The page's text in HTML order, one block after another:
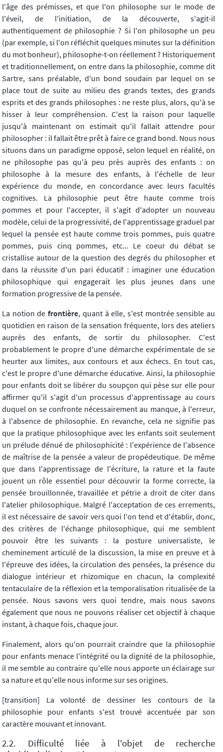
l'âge des prémisses, et que l'on philosophe sur le mode de
l'éveil, de l'initiation, de la découverte, s'agit-il
authentiquement de philosophie ? Si l'on philosophe un peu
(par exemple, si l'on réfléchit quelques minutes sur la définition
du mot bonheur), philosophe-t-on réellement ? Historiquement
et traditionnellement, on entre dans la philosophie, comme dit
Sartre, sans préalable, d'un bond soudain par lequel on se
place tout de suite au milieu des grands textes, des grands
esprits et des grands philosophes : ne reste plus, alors, qu'à se
hisser à leur compréhension. C'est la raison pour laquelle
jusqu'à maintenant on estimait qu'il fallait attendre pour
philosopher : il fallait être prêt à faire ce grand bond. Nous nous
situons dans un paradigme opposé, selon lequel en réalité, on
ne philosophe pas qu'à peu près auprès des enfants : on
philosophe à la mesure des enfants, à l'échelle de leur
expérience du monde, en concordance avec leurs facultés
cognitives. La philosophie peut être haute comme trois
pommes et pour l'accepter, il s'agit d'adopter un nouveau
modèle, celui de la progressivité, de l'apprentissage graduel par
lequel la pensée est haute comme trois pommes, puis quatre
pommes, puis cinq pommes, etc... Le coeur du débat se
cristallise autour de la question des degrés du philosopher et
dans la réussite d'un pari éducatif : imaginer une éducation
philosophique qui engagerait les plus jeunes dans une
formation progressive de la pensée.
La notion de frontière, quant à elle, s'est montrée sensible au
quotidien en raison de la sensation fréquente, lors des ateliers
auprès des enfants, de sortir du philosopher. C'est
probablement le propre d'une démarche expérimentale de se
heurter aux limites, aux contours et aux échecs. En tout cas,
c'est le propre d'une démarche éducative. Ainsi, la philosophie
pour enfants doit se libérer du soupçon qui pèse sur elle pour
affirmer qu'il s'agit d'un processus d'apprentissage au cours
duquel on se confronte nécessairement au manque, à l'erreur,
à l'absence de philosophie. En revanche, cela ne signifie pas
que la pratique philosophique avec les enfants soit seulement
un prélude dénué de philosophicité : l'expérience de l'absence
de maîtrise de la pensée a valeur de propédeutique. De même
que dans l'apprentissage de l'écriture, la rature et la faute
jouent un rôle essentiel pour découvrir la forme correcte, la
pensée brouillonnée, travaillée et pétrie a droit de citer dans
l'atelier philosophique. Malgré l'acceptation de ces errements,
il est nécessaire de savoir vers quoi l'on tend et d'établir, donc,
des critères de l'échange philosophique, qui me semblent
pouvoir être les suivants : la posture universaliste, le
cheminement articulé de la discussion, la mise en preuve et à
l'épreuve des idées, la circulation des pensées, la présence du
dialogue intérieur et rhizomique en chacun, la complexité
tentaculaire de la réflexion et la temporalisation ritualisée de la
pensée. Nous savons vers quoi tendre, mais nous savons
également que nous ne pouvons réaliser cet objectif à chaque
instant, à chaque fois, chaque jour.
Finalement, alors qu'on pourrait craindre que la philosophie
pour enfants menace l'intégrité ou la dignité de la philosophie,
il me semble au contraire qu'elle nous apporte un éclairage sur
sa nature et qu'elle nous informe sur ses origines.
[transition] La volonté de dessiner les contours de la
philosophie pour enfants s'est trouvé accentuée par son
caractère mouvant et innovant.
2.2. Difficulté liée à l'objet de recherche